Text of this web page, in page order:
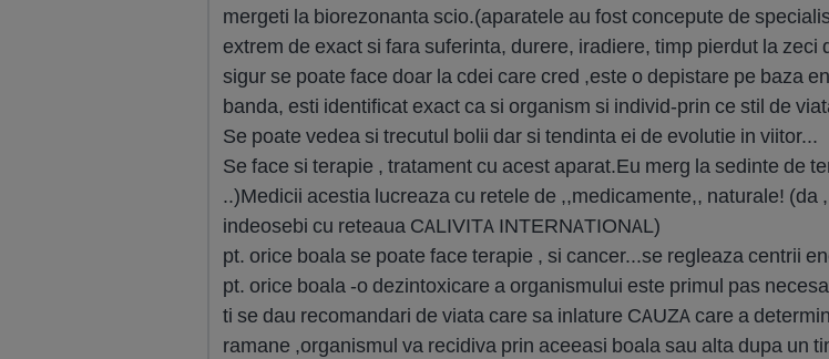
mergeti la biorezonanta scio.(aparatele au fost concepute de
extrem de exact si fara suferinta, durere, iradiere, timp pierdut la
sigur se poate face doar la cdei care cred ,este o depistare pe baza
banda, esti identificat exact ca si organism si individ-prin ce stil de
Se poate vedea si trecutul bolii dar si tendinta ei de evolutie in viitor...
Se face si terapie , tratament cu acest aparat.Eu merg la sedinte de
..)Medicii acestia lucreaza cu retele de ,,medicamente,, naturale!
indeosebi cu reteaua CALIVITA INTERNATIONAL)
pt. orice boala se poate face terapie , si cancer...se regleaza centrii
pt. orice boala -o dezintoxicare a organismului este primul pas
ti se dau recomandari de viata care sa inlature CAUZA care a
ramane ,organismul va recidiva prin aceeasi boala sau alta dupa un